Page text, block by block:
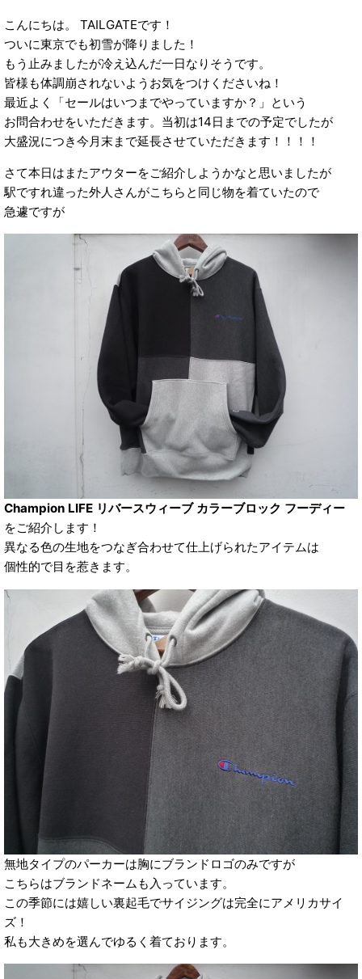
こんにちは。 TAILGATEです！
ついに東京でも初雪が降りました！
もう止みましたが冷え込んだ一日なりそうです。
皆様も体調崩されないようお気をつけくださいね！
最近よく「セールはいつまでやっていますか？」という
お問合わせをいただきます。当初は14日までの予定でしたが
大盛況につき今月末まで延長させていただきます！！！！
さて本日はまたアウターをご紹介しようかなと思いましたが
駅ですれ違った外人さんがこちらと同じ物を着ていたので
急遽ですが
Champion LIFE リバースウィーブ カラーブロック フーディー
をご紹介します！
異なる色の生地をつなぎ合わせて仕上げられたアイテムは
個性的で目を惹きます。
無地タイプのパーカーは胸にブランドロゴのみですが
こちらはブランドネームも入っています。
この季節には嬉しい裏起毛でサイジングは完全にアメリカサイ
ズ！
私も大きめを選んでゆるく着ております。